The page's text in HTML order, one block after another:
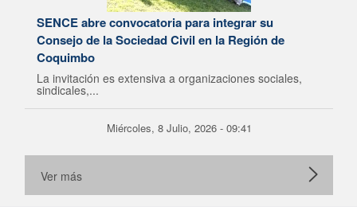
SENCE abre convocatoria para integrar su
Consejo de la Sociedad Civil en la Región de
Coquimbo
La invitación es extensiva a organizaciones sociales,
sindicales,...
Miércoles, 8 Julio, 2026 - 09:41
Ver más